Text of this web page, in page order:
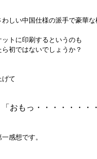
わしい中国仕様の派手で豪華
トに印刷するというのも
ら初ではないでしょうか？
げて
っ・・・・・・・・
感想です。